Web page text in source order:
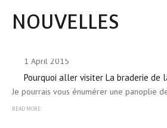
NOUVELLES
1 April 2015
Pourquoi aller visiter La braderie de
Je pourrais vous énumérer une panoplie
READ MORE